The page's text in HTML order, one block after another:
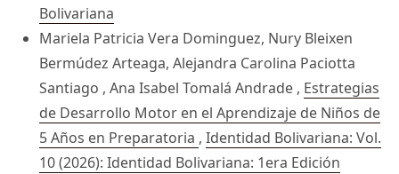
Bolivariana
Mariela Patricia Vera Dominguez, Nury Bleixen
Bermúdez Arteaga, Alejandra Carolina Paciotta
Santiago , Ana Isabel Tomalá Andrade , Estrategias
de Desarrollo Motor en el Aprendizaje de Niños de
5 Años en Preparatoria , Identidad Bolivariana: Vol.
10 (2026): Identidad Bolivariana: 1era Edición